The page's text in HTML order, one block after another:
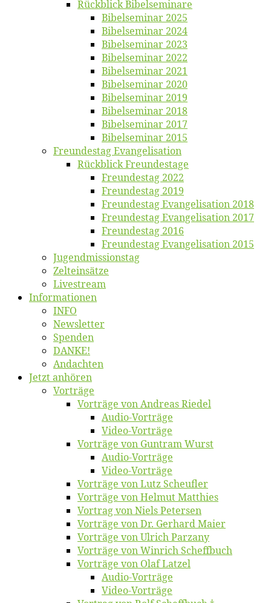
Rück­blick Bibelseminare
Bi­bel­se­mi­nar 2025
Bi­bel­se­mi­nar 2024
Bi­bel­se­mi­nar 2023
Bi­bel­se­mi­nar 2022
Bi­bel­se­mi­nar 2021
Bi­bel­se­mi­nar 2020
Bi­bel­se­mi­nar 2019
Bi­bel­se­mi­nar 2018
Bibelsemi­nar 2017
Bibelsemi­nar 2015
Freun­des­tag Evangelisation
Rück­blick Freundestage
Freun­des­tag 2022
Freun­des­tag 2019
Freun­des­tag Evan­ge­li­sa­ti­on 2018
Freun­des­tag Evan­ge­li­sa­ti­on 2017
Freun­des­tag 2016
Freun­des­tag Evan­ge­li­sa­ti­on 2015
Jugend­mis­sions­tag
Zelt­ein­sät­ze
Live­stream
Informatio­nen
INFO
News­let­ter
Spen­den
DANKE!
An­dach­ten
Jetzt an­hö­ren
Vor­trä­ge
Vor­trä­ge von An­dre­as Riedel
Au­dio-Vor­trä­ge
Vi­deo-Vor­trä­ge
Vor­trä­ge von Gun­tram Wurst
Au­dio-Vor­trä­ge
Vi­deo-Vor­trä­ge
Vor­trä­ge von Lutz Scheufler
Vor­trä­ge von Hel­mut Matthies
Vor­trag von Niels Petersen
Vor­trä­ge von Dr. Ger­hard Maier
Vor­trä­ge von Ul­rich Parzany
Vor­trä­ge von Win­rich Scheffbuch
Vor­trä­ge von Olaf Latzel
Au­dio-Vor­trä­ge
Vi­deo-Vor­trä­ge